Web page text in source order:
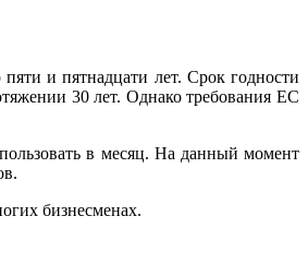
и пятнадцати лет. Срок годности
30 лет. Однако требования ЕС
в месяц. На данный момент
бизнесменах.